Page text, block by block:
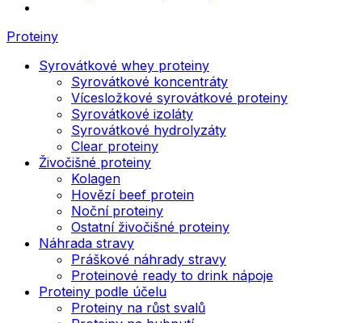
Proteiny
Syrovátkové whey proteiny
Syrovátkové koncentráty
Vícesložkové syrovátkové proteiny
Syrovátkové izoláty
Syrovátkové hydrolyzáty
Clear proteiny
Živočišné proteiny
Kolagen
Hovězí beef protein
Noční proteiny
Ostatní živočišné proteiny
Náhrada stravy
Práškové náhrady stravy
Proteinové ready to drink nápoje
Proteiny podle účelu
Proteiny na růst svalů